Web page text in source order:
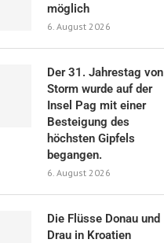
möglich
6. August 2026
Der 31. Jahrestag von
Storm wurde auf der
Insel Pag mit einer
Besteigung des
höchsten Gipfels
begangen.
6. August 2026
Die Flüsse Donau und
Drau in Kroatien